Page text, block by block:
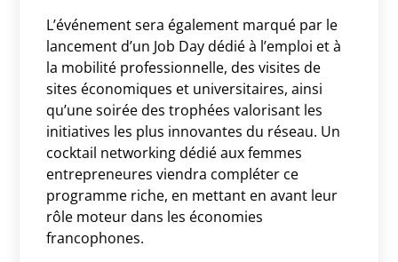
L’événement sera également marqué par le
lancement d’un Job Day dédié à l’emploi et à
la mobilité professionnelle, des visites de
sites économiques et universitaires, ainsi
qu’une soirée des trophées valorisant les
initiatives les plus innovantes du réseau. Un
cocktail networking dédié aux femmes
entrepreneures viendra compléter ce
programme riche, en mettant en avant leur
rôle moteur dans les économies
francophones.